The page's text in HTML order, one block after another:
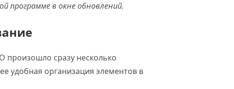
программе в окне обновлений.
произошло сразу несколько
удобная организация элементов в